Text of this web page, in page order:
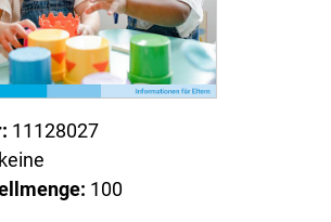
11128027
keine
100